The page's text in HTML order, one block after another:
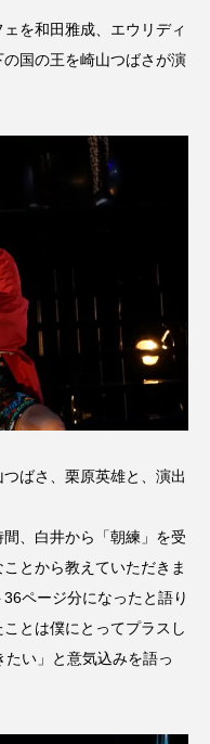
を和田雅成、エウリディ
国の王を崎山つばさが演
ばさ、栗原英雄と、演出
、白井から「朝練」を受
とから教えていただきま
ページ分になったと語り
とは僕にとってプラスし
い」と意気込みを語っ